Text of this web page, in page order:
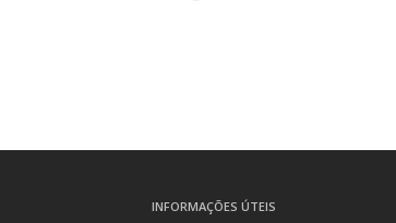
INFORMAÇÕES ÚTEIS